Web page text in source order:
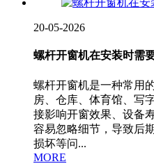
20-05-2026
螺杆开窗机在安装时需
螺杆开窗机是一种常用
房、仓库、体育馆、写
接影响开窗效果、设备
容易忽略细节，导致后
损坏等问...
MORE